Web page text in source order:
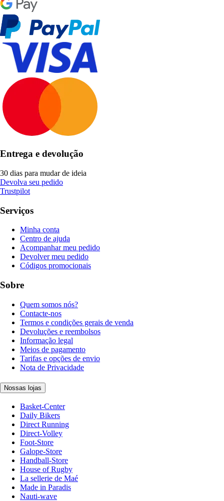
Entrega e devolução
30 dias para mudar de ideia
Devolva seu pedido
Trustpilot
Serviços
Minha conta
Centro de ajuda
Acompanhar meu pedido
Devolver meu pedido
Códigos promocionais
Sobre
Quem somos nós?
Contacte-nos
Termos e condições gerais de venda
Devoluções e reembolsos
Informação legal
Meios de pagamento
Tarifas e opções de envio
Nota de Privacidade
Nossas lojas
Basket-Center
Daily Bikers
Direct Running
Direct-Volley
Foot-Store
Galope-Store
Handball-Store
House of Rugby
La sellerie de Maé
Made in Paradis
Nauti-wave